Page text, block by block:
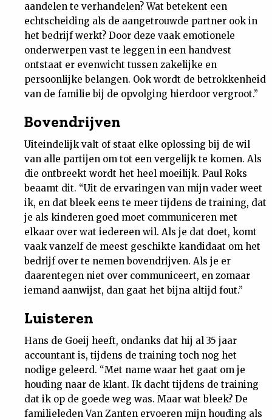
aandelen te verhandelen? Wat betekent een
echtscheiding als de aangetrouwde partner ook in
het bedrijf werkt? Door deze vaak emotionele
onderwerpen vast te leggen in een handvest
ontstaat er evenwicht tussen zakelijke en
persoonlijke belangen. Ook wordt de betrokkenheid
van de familie bij de opvolging hierdoor vergroot.”
Bovendrijven
Uiteindelijk valt of staat elke oplossing bij de wil
van alle partijen om tot een vergelijk te komen. Als
die ontbreekt wordt het heel moeilijk. Paul Roks
beaamt dit. “Uit de ervaringen van mijn vader weet
ik, en dat bleek eens te meer tijdens de training, dat
je als kinderen goed moet communiceren met
elkaar over wat iedereen wil. Als je dat doet, komt
vaak vanzelf de meest geschikte kandidaat om het
bedrijf over te nemen bovendrijven. Als je er
daarentegen niet over communiceert, en zomaar
iemand aanwijst, dan gaat het bijna altijd fout.”
Luisteren
Hans de Goeij heeft, ondanks dat hij al 35 jaar
accountant is, tijdens de training toch nog het
nodige geleerd. “Met name waar het gaat om je
houding naar de klant. Ik dacht tijdens de training
dat ik op de goede weg was. Maar wat bleek? De
familieleden Van Zanten ervoeren mijn houding als